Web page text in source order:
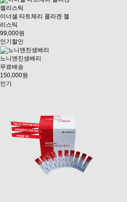
이너셀 타트체리 콜라겐 젤
리스틱
99,000원
인기 할인
노니앤진생베리
무료배송
150,000원
인기